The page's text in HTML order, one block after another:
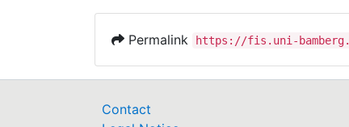
Permalink https://fis.uni-
Contact